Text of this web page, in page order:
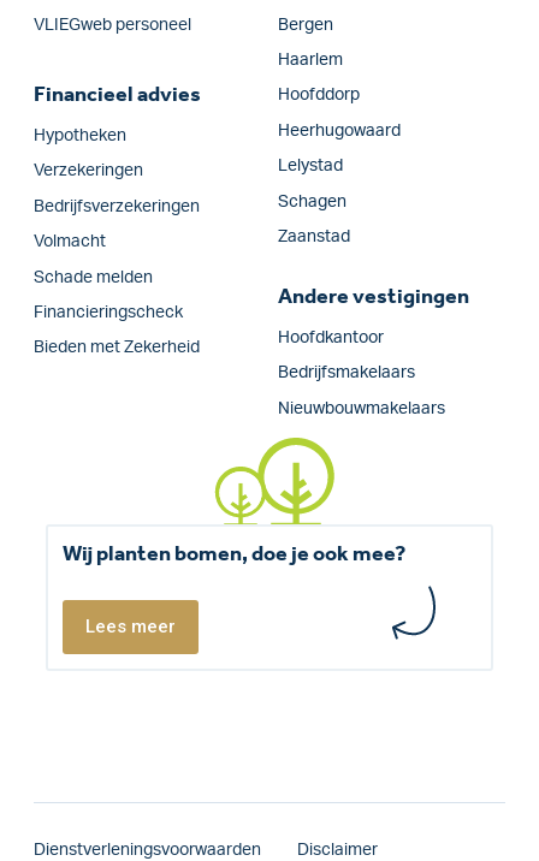
VLIEGweb personeel
Financieel advies
Hypotheken
Verzekeringen
Bedrijfs­verzekeringen
Volmacht
Schade melden
Financieringscheck
Bieden met Zekerheid
Bergen
Haarlem
Hoofddorp
Heerhugowaard
Lelystad
Schagen
Zaanstad
Andere vestigingen
Hoofdkantoor
Bedrijfsmakelaars
Nieuwbouwmakelaars
Wij planten bomen, doe je ook mee?
Lees meer
Dienstverleningsvoorwaarden Disclaimer